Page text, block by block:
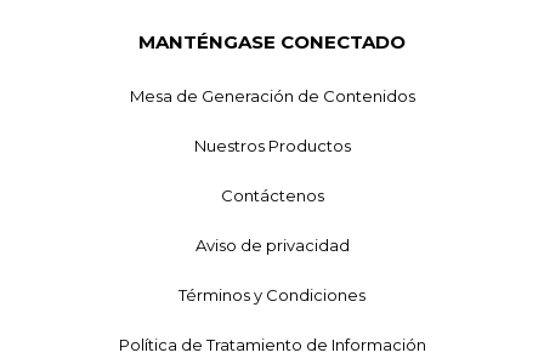
MANTÉNGASE CONECTADO
Mesa de Generación de Contenidos
Nuestros Productos
Contáctenos
Aviso de privacidad
Términos y Condiciones
Política de Tratamiento de Información